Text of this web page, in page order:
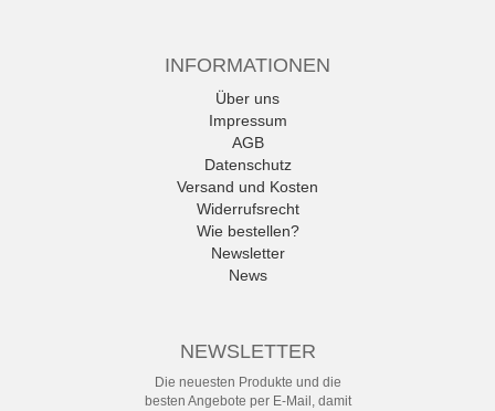
INFORMATIONEN
Über uns
Impressum
AGB
Datenschutz
Versand und Kosten
Widerrufsrecht
Wie bestellen?
Newsletter
News
NEWSLETTER
Die neuesten Produkte und die
besten Angebote per E-Mail, damit